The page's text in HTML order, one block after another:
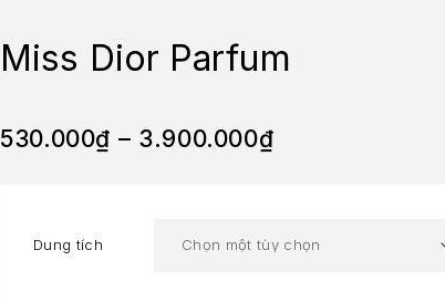
Miss Dior Parfum
530.000₫ – 3.900.000₫
Dung tích